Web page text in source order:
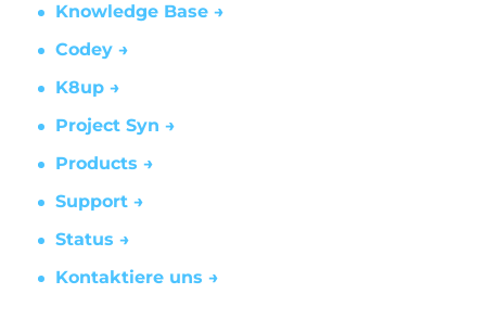
Knowledge Base →
Codey →
K8up →
Project Syn →
Products →
Support →
Status →
Kontaktiere uns →